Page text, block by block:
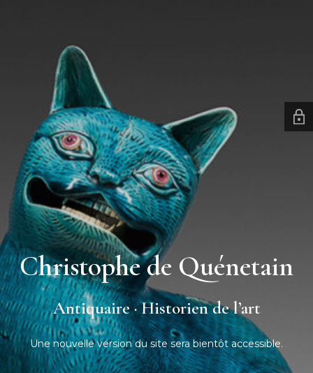
Christophe de Quénetain
Antiquaire · Historien de l’art
Une nouvelle version du site sera bientôt accessible.